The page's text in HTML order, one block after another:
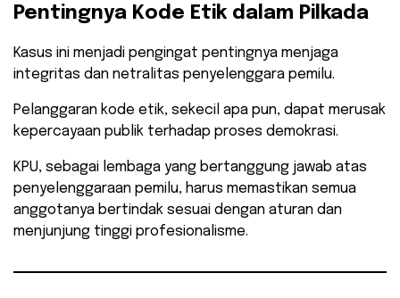
​Pentingnya Kode Etik dalam Pilkada
Kasus ini menjadi pengingat pentingnya menjaga
integritas dan netralitas penyelenggara pemilu.
Pelanggaran kode etik, sekecil apa pun, dapat merusak
kepercayaan publik terhadap proses demokrasi.
KPU, sebagai lembaga yang bertanggung jawab atas
penyelenggaraan pemilu, harus memastikan semua
anggotanya bertindak sesuai dengan aturan dan
menjunjung tinggi profesionalisme.